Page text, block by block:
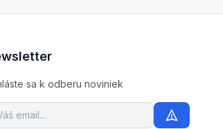
sa k odberu noviniek